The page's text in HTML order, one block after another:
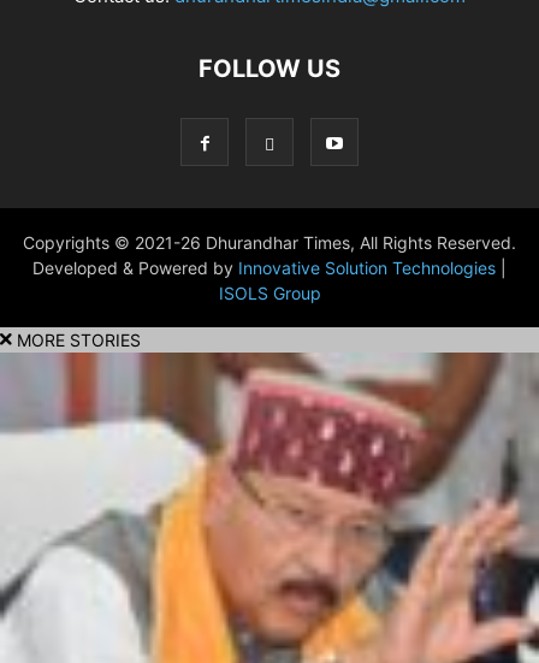
FOLLOW US
Copyrights © 2021-26 Dhurandhar Times, All Rights Reserved.
Developed & Powered by Innovative Solution Technologies
ISOLS Group
MORE STORIES